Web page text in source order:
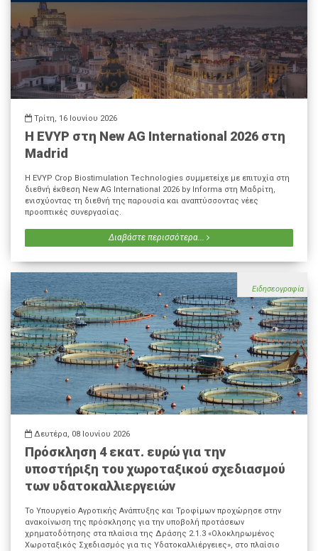
Τρίτη, 16 Ιουνίου 2026
Η EVYP στη New AG International 2026 στη
Madrid
Η EVYP Crop Biostimulation Technologies συμμετείχε με επιτυχία στη
διεθνή έκθεση New AG International 2026 by Informa στη Μαδρίτη,
ενισχύοντας τη διεθνή της παρουσία και αναπτύσσοντας νέες
προοπτικές συνεργασίας.
Διαβάστε περισσότερα...
Ειδησεογραφία
Δευτέρα, 08 Ιουνίου 2026
Πρόσκληση 4 εκατ. ευρώ για την
υποστήριξη του χωροταξικού σχεδιασμού
των υδατοκαλλιεργειών
Το Υπουργείο Αγροτικής Ανάπτυξης και Τροφίμων προχώρησε στην
ανακοίνωση της πρόσκλησης για την υποβολή προτάσεων
χρηματοδότησης στα πλαίσια της Δράσης 2.1.3 «Ολοκληρωμένος
Χωροταξικός Σχεδιασμός για τις Υδατοκαλλιέργειες», στο πλαίσιο